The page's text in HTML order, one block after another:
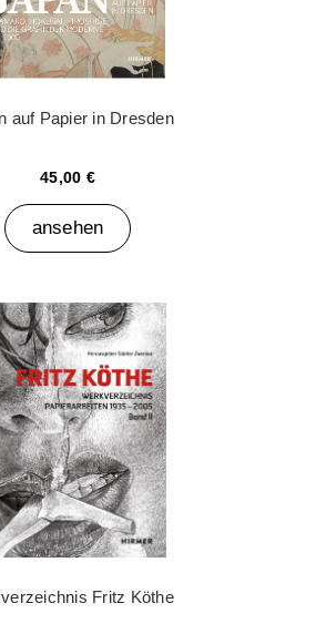
auf Papier in Dresden
45,00 €
ansehen
Fritz Köthe